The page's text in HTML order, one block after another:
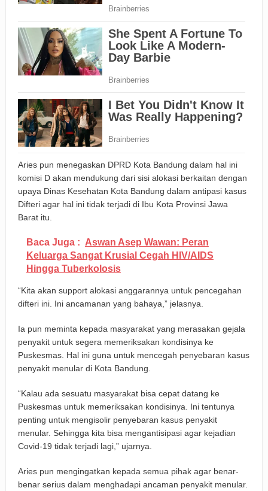
Aries pun menegaskan DPRD Kota Bandung dalam hal ini
komisi D akan mendukung dari sisi alokasi berkaitan dengan
upaya Dinas Kesehatan Kota Bandung dalam antipasi kasus
Difteri agar hal ini tidak terjadi di Ibu Kota Provinsi Jawa
Barat itu.
Baca Juga : Aswan Asep Wawan: Peran
Keluarga Sangat Krusial Cegah HIV/AIDS
Hingga Tuberkolosis
“Kita akan support alokasi anggarannya untuk pencegahan
difteri ini. Ini ancamanan yang bahaya,” jelasnya.
Ia pun meminta kepada masyarakat yang merasakan gejala
penyakit untuk segera memeriksakan kondisinya ke
Puskesmas. Hal ini guna untuk mencegah penyebaran kasus
penyakit menular di Kota Bandung.
“Kalau ada sesuatu masyarakat bisa cepat datang ke
Puskesmas untuk memeriksakan kondisinya. Ini tentunya
penting untuk mengisolir penyebaran kasus penyakit
menular. Sehingga kita bisa mengantisipasi agar kejadian
Covid-19 tidak terjadi lagi,” ujarnya.
Aries pun mengingatkan kepada semua pihak agar benar-
benar serius dalam menghadapi ancaman penyakit menular.